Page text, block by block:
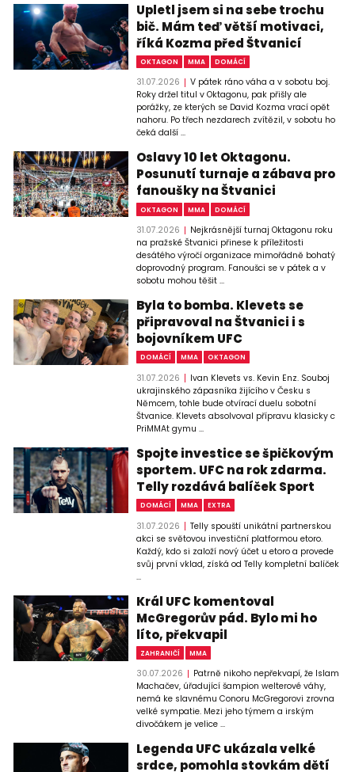
Upletl jsem si na sebe trochu
bič. Mám teď větší motivaci,
říká Kozma před Štvanicí
OKTAGON MMA DOMÁCÍ
31.07.2026
V pátek ráno váha a v sobotu boj.
Roky držel titul v Oktagonu, pak přišly ale
porážky, ze kterých se David Kozma vrací opět
nahoru. Po třech nezdarech zvítězil, v sobotu ho
čeká další ...
Oslavy 10 let Oktagonu.
Posunutí turnaje a zábava pro
fanoušky na Štvanici
OKTAGON MMA DOMÁCÍ
31.07.2026
Nejkrásnější turnaj Oktagonu roku
na pražské Štvanici přinese k příležitosti
desátého výročí organizace mimořádně bohatý
doprovodný program. Fanoušci se v pátek a v
sobotu mohou těšit ...
Byla to bomba. Klevets se
připravoval na Štvanici i s
bojovníkem UFC
DOMÁCÍ MMA OKTAGON
31.07.2026
Ivan Klevets vs. Kevin Enz. Souboj
ukrajinského zápasníka žijícího v Česku s
Němcem, tohle bude otvírací duelu sobotní
Štvanice. Klevets absolvoval přípravu klasicky c
PriMMAt gymu ...
Spojte investice se špičkovým
sportem. UFC na rok zdarma.
Telly rozdává balíček Sport
DOMÁCÍ MMA EXTRA
31.07.2026
Telly spouští unikátní partnerskou
akci se světovou investiční platformou etoro.
Každý, kdo si založí nový účet u etoro a provede
svůj první vklad, získá od Telly kompletní balíček
...
Král UFC komentoval
McGregorův pád. Bylo mi ho
líto, překvapil
ZAHRANIČÍ MMA
30.07.2026
Patrně nikoho nepřekvapí, že Islam
Machačev, úřadující šampion welterové váhy,
nemá ke slavnému Conoru McGregorovi zrovna
velké sympatie. Mezi jeho týmem a irským
divočákem je velice ...
Legenda UFC ukázala velké
srdce, pomohla stovkám dětí